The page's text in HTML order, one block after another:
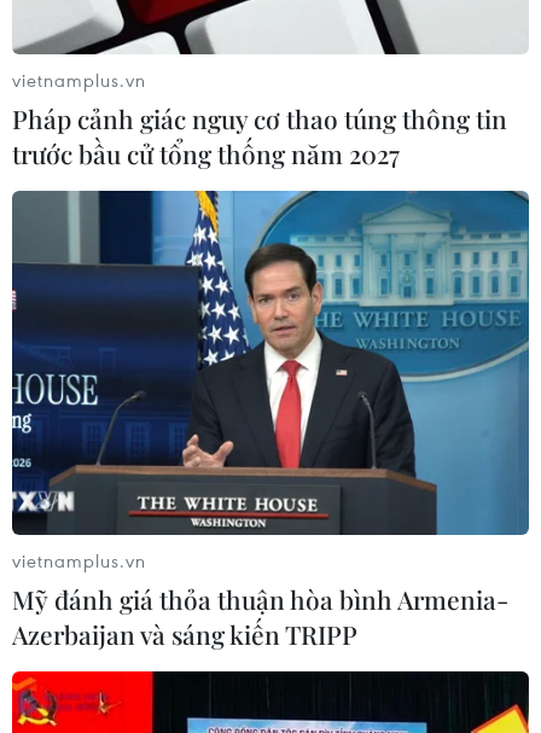
vietnamplus.vn
Pháp cảnh giác nguy cơ thao túng thông tin
trước bầu cử tổng thống năm 2027
vietnamplus.vn
Mỹ đánh giá thỏa thuận hòa bình Armenia-
Azerbaijan và sáng kiến TRIPP